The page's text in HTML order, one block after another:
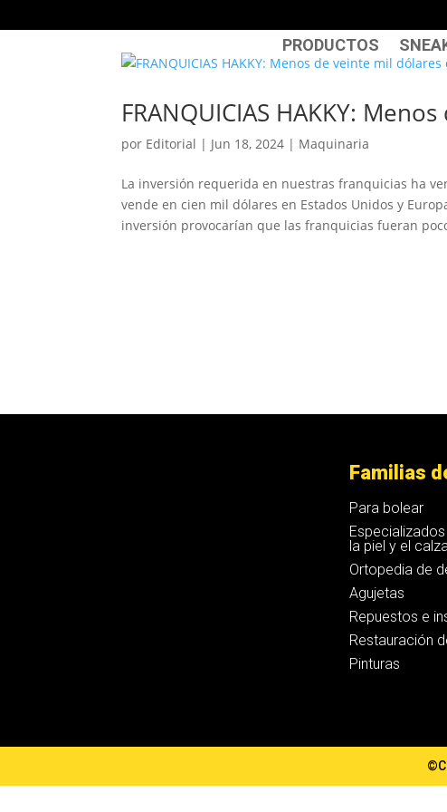
PRODUCTOS
FRANQUICIAS HAKKY:
por Editorial | Jun 18, 2024 | Maquinaria
La inversión requerida en nuestras franquicias ha
vende en cien mil dólares en Estados Unidos y
inversión provocarían que las franquicias fueran
Familias
Para bolear
la piel y el
Ortopedia de
Agujetas
Repuestos e
Restauración
Pinturas